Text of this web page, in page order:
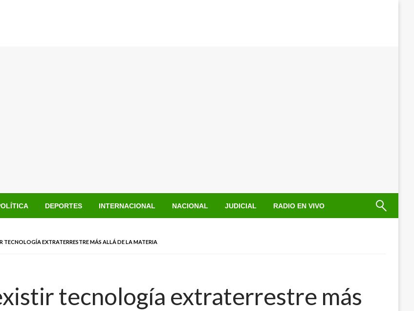
DEPORTES INTERNACIONAL NACIONAL JUDICIAL RADIO EN VIVO
TECNOLOGÍA EXTRATERRESTRE MÁS ALLÁ DE LA MATERIA
tecnología extraterrestre más